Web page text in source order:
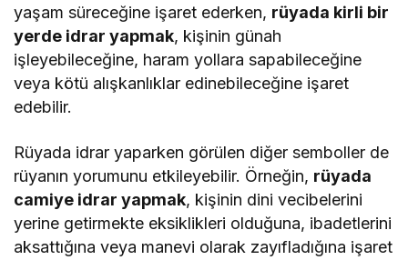
yaşam süreceğine işaret ederken, rüyada kirli bir
yerde idrar yapmak, kişinin günah
işleyebileceğine, haram yollara sapabileceğine
veya kötü alışkanlıklar edinebileceğine işaret
edebilir.
Rüyada idrar yaparken görülen diğer semboller de
rüyanın yorumunu etkileyebilir. Örneğin, rüyada
camiye idrar yapmak, kişinin dini vecibelerini
yerine getirmekte eksiklikleri olduğuna, ibadetlerini
aksattığına veya manevi olarak zayıfladığına işaret